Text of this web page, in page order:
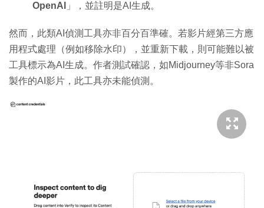
OpenAI
」，並註明是AI生成。
然而，此類AI偵測工具亦非百分百準確。若影片經第三方應
用程式處理（例如移除水印），並重新下載，則可能難以被
工具標示為AI生成。作者測試確認，如Midjourney等非Sora
製作的AI影片，此工具亦未能偵測。